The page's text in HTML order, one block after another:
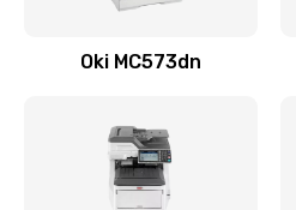
Oki MC573dn